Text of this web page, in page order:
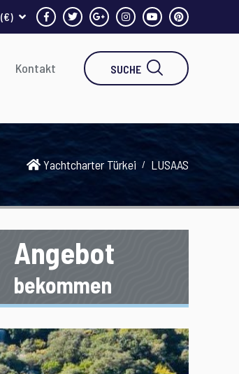
(€)
Kontakt SUCHE
Yachtcharter Türkei LUSAAS
Angebot
bekommen